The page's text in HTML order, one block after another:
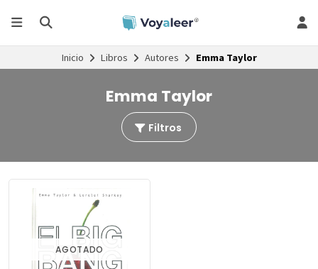
Inicio Libros Autores Emma Taylor
Emma Taylor
Filtros
AGOTADO